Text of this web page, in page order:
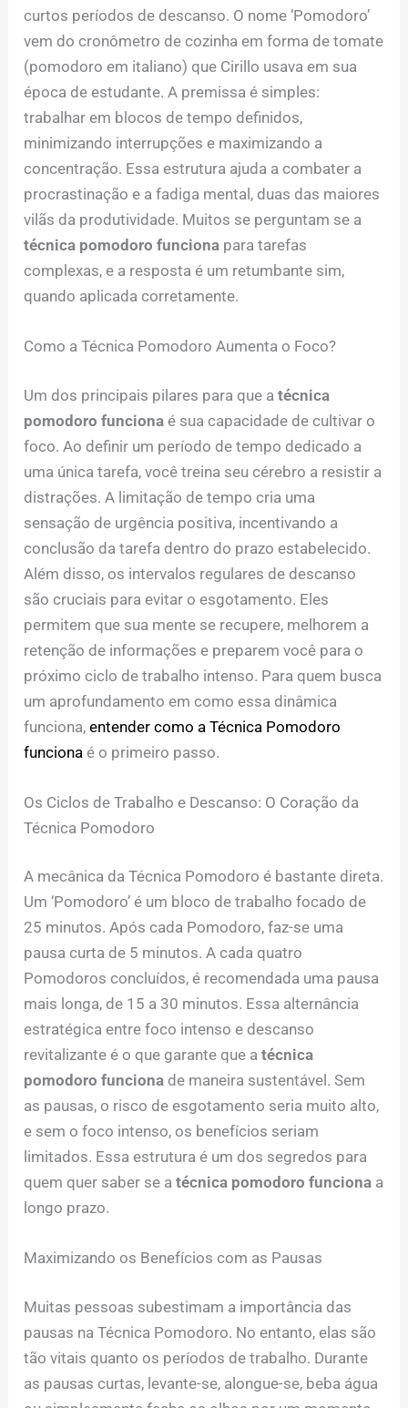
curtos períodos de descanso. O nome ‘Pomodoro’
vem do cronômetro de cozinha em forma de tomate
(pomodoro em italiano) que Cirillo usava em sua
época de estudante. A premissa é simples:
trabalhar em blocos de tempo definidos,
minimizando interrupções e maximizando a
concentração. Essa estrutura ajuda a combater a
procrastinação e a fadiga mental, duas das maiores
vilãs da produtividade. Muitos se perguntam se a
técnica pomodoro funciona para tarefas
complexas, e a resposta é um retumbante sim,
quando aplicada corretamente.
Como a Técnica Pomodoro Aumenta o Foco?
Um dos principais pilares para que atécnica
pomodoro funciona é sua capacidade de cultivar o
foco. Ao definir um período de tempo dedicado a
uma única tarefa, você treina seu cérebro a resistir a
distrações. A limitação de tempo cria uma
sensação de urgência positiva, incentivando a
conclusão da tarefa dentro do prazo estabelecido.
Além disso, os intervalos regulares de descanso
são cruciais para evitar o esgotamento. Eles
permitem que sua mente se recupere, melhorem a
retenção de informações e preparem você para o
próximo ciclo de trabalho intenso. Para quem busca
um aprofundamento em como essa dinâmica
funciona,entender como a Técnica Pomodoro
funciona é o primeiro passo.
Os Ciclos de Trabalho e Descanso: O Coração da
Técnica Pomodoro
A mecânica da Técnica Pomodoro é bastante direta.
Um ‘Pomodoro’ é um bloco de trabalho focado de
25 minutos. Após cada Pomodoro, faz-se uma
pausa curta de 5 minutos. A cada quatro
Pomodoros concluídos, é recomendada uma pausa
mais longa, de 15 a 30 minutos. Essa alternância
estratégica entre foco intenso e descanso
revitalizante é o que garante que atécnica
pomodoro funciona de maneira sustentável. Sem
as pausas, o risco de esgotamento seria muito alto,
e sem o foco intenso, os benefícios seriam
limitados. Essa estrutura é um dos segredos para
quem quer saber se atécnica pomodoro funciona a
longo prazo.
Maximizando os Benefícios com as Pausas
Muitas pessoas subestimam a importância das
pausas na Técnica Pomodoro. No entanto, elas são
tão vitais quanto os períodos de trabalho. Durante
as pausas curtas, levante-se, alongue-se, beba água